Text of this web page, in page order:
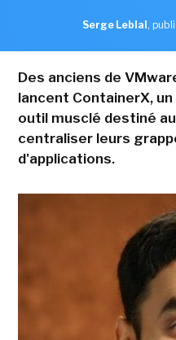
Serge Leblal ,
Des anciens de
lancent ContainerX,
outil musclé destiné
centraliser leurs
d'applications.